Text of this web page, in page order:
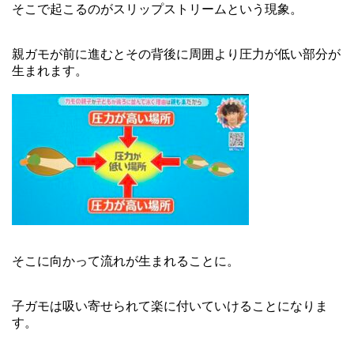
そこで起こるのがスリップストリームという現象。
親ガモが前に進むとその背後に周囲より圧力が低い部分が
生まれます。
そこに向かって流れが生まれることに。
子ガモは吸い寄せられて楽に付いていけることになりま
す。